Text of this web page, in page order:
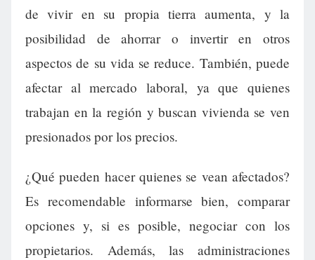
de vivir en su propia tierra aumenta, y la
posibilidad de ahorrar o invertir en otros
aspectos de su vida se reduce. También, puede
afectar al mercado laboral, ya que quienes
trabajan en la región y buscan vivienda se ven
presionados por los precios.
¿Qué pueden hacer quienes se vean afectados?
Es recomendable informarse bien, comparar
opciones y, si es posible, negociar con los
propietarios. Además, las administraciones